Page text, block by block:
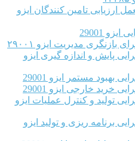
ارزیابی تامین کنندگان ایزو
29001
بازنگری مدیریت ایزو ۲۹۰۰۱
پایش و اندازه گیری ایزو
بهبود مستمر ایزو 29001
خرید خارجی ایزو 29001
تولید و کنترل عملیات ایزو
برنامه ریزی و تولید ایزو